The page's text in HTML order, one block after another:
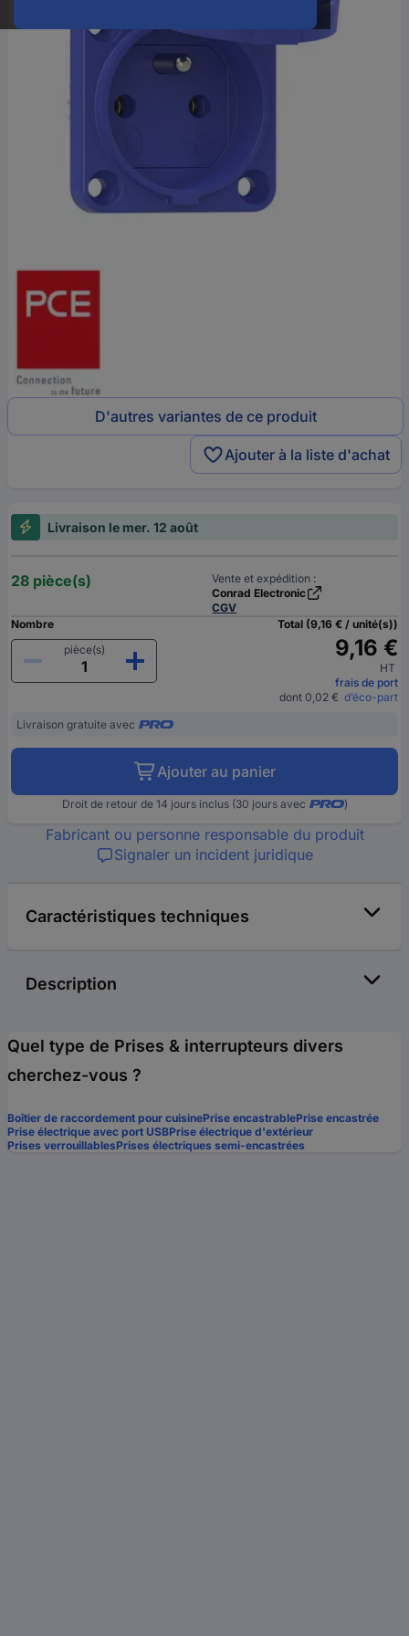
D'autres variantes de ce produit
Ajouter à la liste d'achat
Livraison le mer. 12 août
28 pièce(s)
Vente et expédition :
Conrad Electronic
CGV
Nombre
pièce(s)
Total (9,16 € / unité(s))
9,16 €
HT
frais de port
dont 0,02 € d’éco-part
Livraison gratuite avec
Ajouter au panier
Droit de retour de 14 jours inclus (30 jours avec )
Fabricant ou personne responsable du produit
Signaler un incident juridique
Caractéristiques techniques
Description
Quel type de Prises & interrupteurs divers
cherchez-vous ?
Boîtier de raccordement pour cuisinePrise encastrablePrise encastrée
Prise électrique avec port USBPrise électrique d'extérieur
Prises verrouillablesPrises électriques semi-encastrées